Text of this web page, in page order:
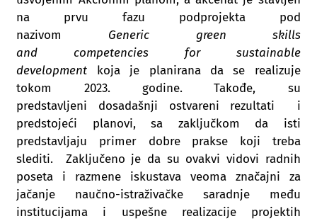
na prvu fazu podprojekta pod
nazivom Generic green
skills
and
competencies for
sustainable
development koja je planirana da se realizuje
tokom 2023. godine.
Takođe, su
predstavljeni dosadašnji ostvareni rezultati i
predstojeći planovi, sa zaključkom da isti
predstavljaju primer dobre prakse koji treba
slediti. Zaključeno je da su ovakvi vidovi radnih
poseta i razmene iskustava veoma značajni za
jačanje naučno-istraživačke saradnje među
institucijama i uspešne realizacije projektih